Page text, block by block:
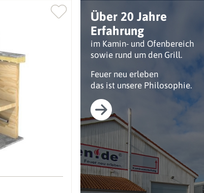
Über 20 Jahre
Erfahrung
im Kamin- und Ofenbereich
sowie rund um den Grill.
Feuer neu erleben
das ist unsere Philosophie.